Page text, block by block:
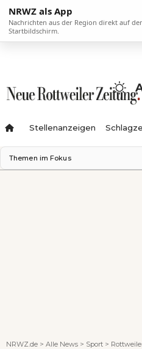
NRWZ als App
Nachrichten aus der Region direkt auf
Startbildschirm.
Stellenanzeigen
Themen im Fokus
NRWZ.de > Alle News > Sport >